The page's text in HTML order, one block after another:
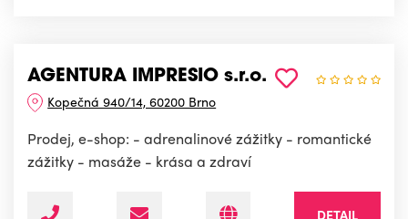
AGENTURA IMPRESIO s.r.o.
Kopečná 940/14, 60200 Brno
Prodej, e-shop: - adrenalinové zážitky - romantické
zážitky - masáže - krása a zdraví
DETAIL